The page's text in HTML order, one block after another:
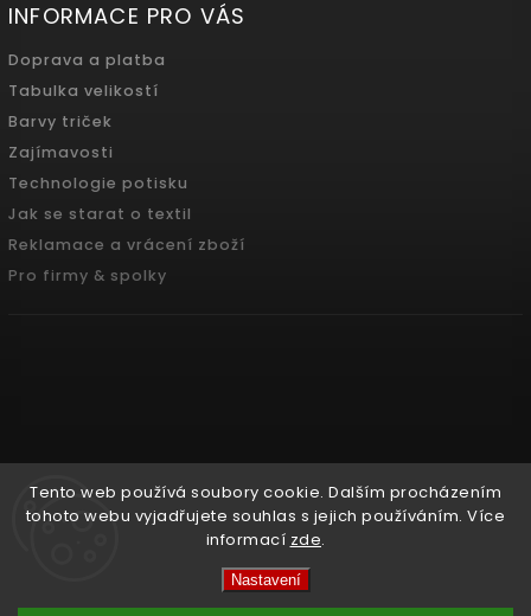
Tento web používá soubory cookie. Dalším procházením
tohoto webu vyjadřujete souhlas s jejich používáním. Více
informací zde.
Nastavení
INFORMACE PRO VÁS
Doprava a platba
Tabulka velikostí
Barvy triček
Zajímavosti
Technologie potisku
Jak se starat o textil
Reklamace a vrácení zboží
Pro firmy & spolky
Pradoch.cz. Všechna práva vyhrazena.
Shoptet| Design